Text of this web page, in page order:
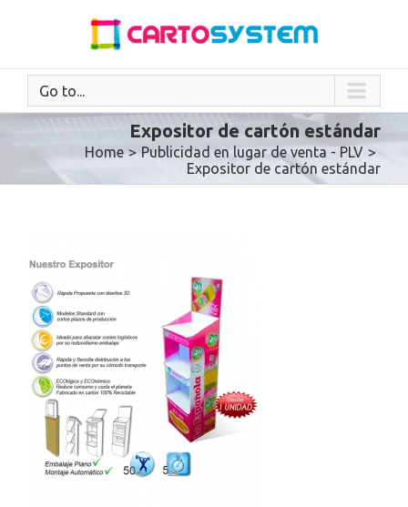
Go to...
Expositor de cartón estándar
Home > Publicidad en lugar de venta - PLV >
Expositor de cartón estándar